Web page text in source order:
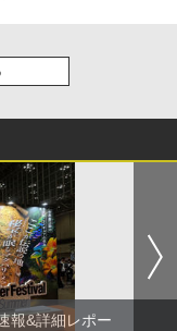
報&詳細レポー